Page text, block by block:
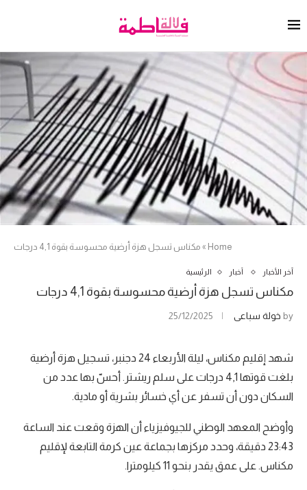
Home
» مكناس تسجل هزة أرضية محسوسة بقوة 4,1 درجات
آخر الأخبار أخبار الرئيسية
مكناس تسجل هزة أرضية محسوسة بقوة 4,1 درجات
by خولة سباعي 25/12/2025
شهد إقليم مكناس، ليلة الأربعاء 24 دجنبر، تسجيل هزة أرضية
بلغت قوتها 4,1 درجات على سلم ريشتر. أحسّ بها عدد من
السكان دون أن تسفر عن أي خسائر بشرية أو مادية.
وأوضح المعهد الوطني للجيوفيزياء أن الهزة وقعت عند الساعة
23:43 دقيقة، وحدد مركزها بجماعة عين كرمة التابعة لإقليم
مكناس. على عمق يقدر بنحو 11 كيلومترا.